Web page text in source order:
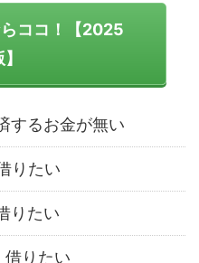
ココ！【2025
するお金が無い
りたい
りたい
借りたい